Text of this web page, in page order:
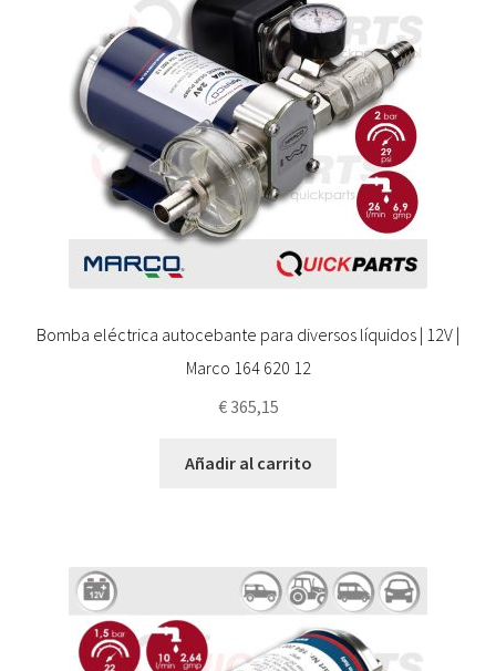
Bomba eléctrica autocebante para diversos líquidos | 12V |
Marco 164 620 12
€365,15
Añadir al carrito